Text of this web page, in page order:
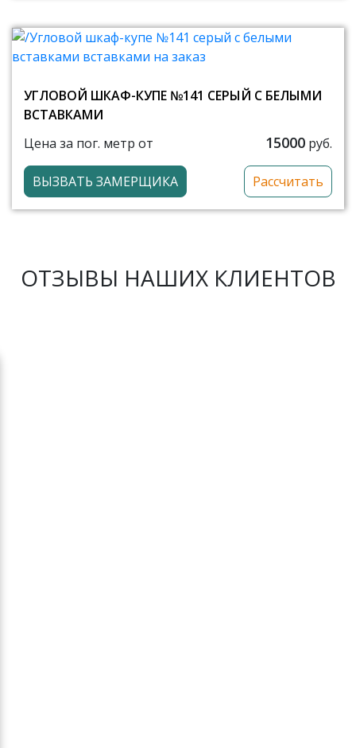
УГЛОВОЙ ШКАФ-КУПЕ №141 СЕРЫЙ С БЕЛЫМИ
ВСТАВКАМИ
Цена за пог. метр от
15000 руб.
ВЫЗВАТЬ ЗАМЕРЩИКА Рассчитать
ОТЗЫВЫ НАШИХ КЛИЕНТОВ